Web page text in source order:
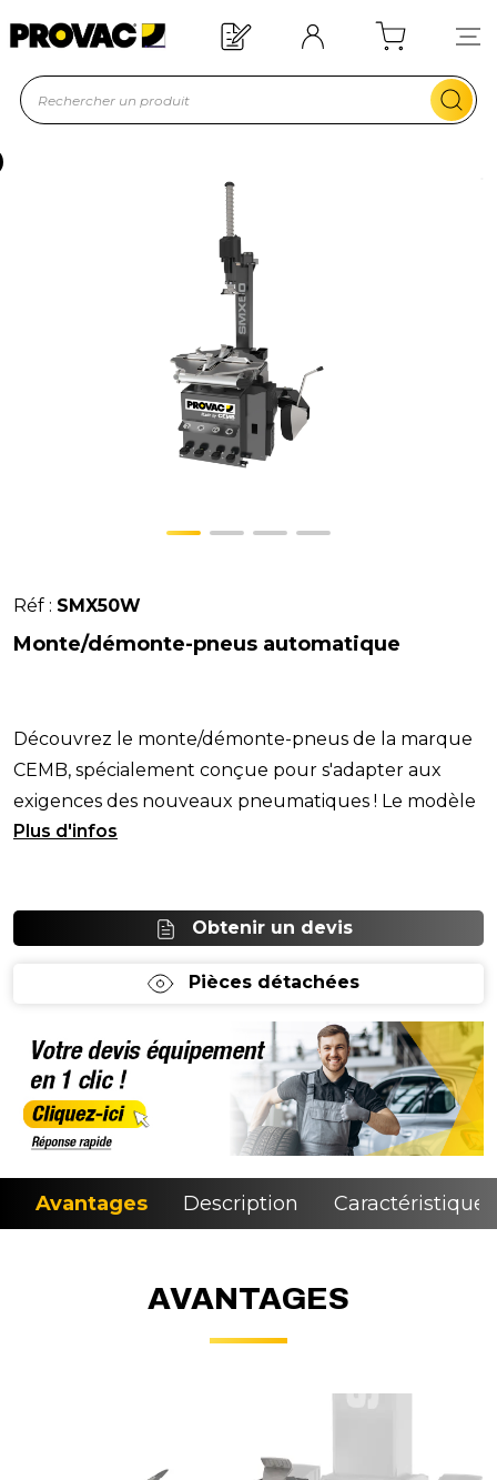
Offre de bienvenue : 20€ offerts !
En savoir plus
Réf : SMX50W
Monte/démonte-pneus automatique
Découvrez le monte/démonte-pneus de la marque
CEMB, spécialement conçue pour s'adapter aux
exigences des nouveaux pneumatiques ! Le modèle
SMX50
Obtenir un devis
Pièces détachées
Avantages Description Caractéristiques
AVANTAGES